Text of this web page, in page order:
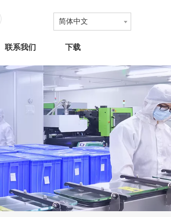
简体中文
联系我们 下载